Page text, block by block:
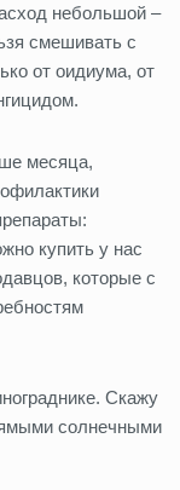
небольшой –
смешивать с
от оидиума, от
месяца,
купить у нас
которые с
Скажу
солнечными